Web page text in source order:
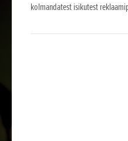
kolmandatest isikutest